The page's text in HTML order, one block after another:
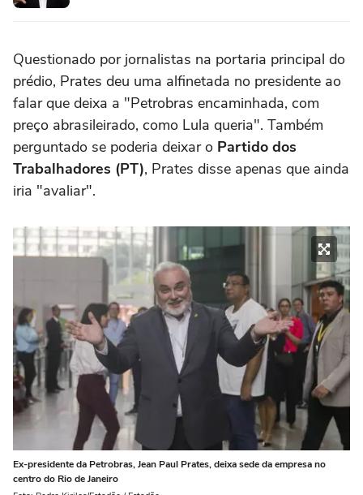
Questionado por jornalistas na portaria principal do
prédio, Prates deu uma alfinetada no presidente ao
falar que deixa a "Petrobras encaminhada, com
preço abrasileirado, como Lula queria". Também
perguntado se poderia deixar o Partido dos
Trabalhadores (PT), Prates disse apenas que ainda
iria "avaliar".
Ex-presidente da Petrobras, Jean Paul Prates, deixa sede da empresa no
centro do Rio de Janeiro